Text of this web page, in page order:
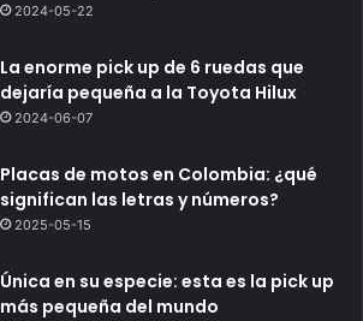
2024-05-22
La enorme pick up de 6 ruedas que
dejaría pequeña a la Toyota Hilux
2024-06-07
Placas de motos en Colombia: ¿qué
significan las letras y números?
2025-05-15
Única en su especie: esta es la pick up
más pequeña del mundo